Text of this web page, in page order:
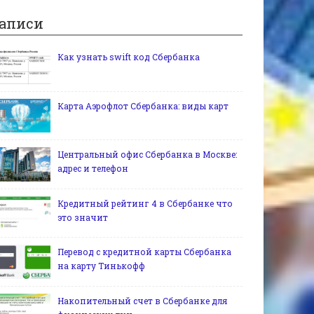
Как узнать swift код Сбербанка
Карта Аэрофлот Сбербанка: виды карт
Центральный офис Сбербанка в Москве:
адрес и телефон
Кредитный рейтинг 4 в Сбербанке что
это значит
Перевод с кредитной карты Сбербанка
на карту Тинькофф
Накопительный счет в Сбербанке для